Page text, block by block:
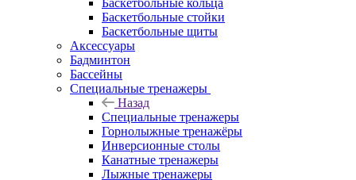
Баскетбольные кольца
Баскетбольные стойки
Баскетбольные щиты
Аксессуары
Бадминтон
Бассейны
Специальные тренажеры
Назад
Специальные тренажеры
Горнолыжные тренажёры
Инверсионные столы
Канатные тренажеры
Лыжные тренажеры